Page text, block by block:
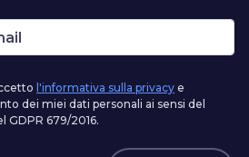
l'informativa sulla privacy e
dei miei dati personali ai sensi del
GDPR 679/2016.